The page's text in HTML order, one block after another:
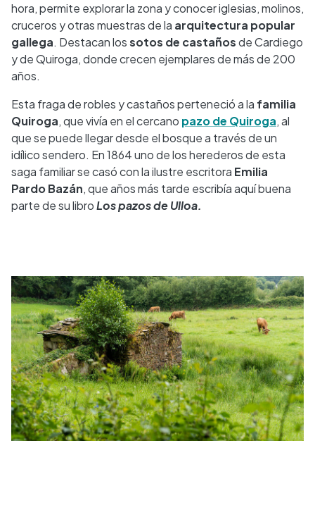
hora, permite explorar la zona y conocer iglesias, molinos,
cruceros y otras muestras de la arquitectura popular
gallega. Destacan lossotos de castañosde Cardiego
y de Quiroga, donde crecen ejemplares de más de 200
años.
Esta fraga de robles y castaños perteneció a la familia
Quiroga, que vivía en el cercano pazo de Quiroga, al
que se puede llegar desde el bosque a través de un
idílico sendero. En 1864 uno de los herederos de esta
saga familiar se casó con la ilustre escritora Emilia
Pardo Bazán, que años más tarde escribía aquí buena
parte de su libroLos pazos de Ulloa.